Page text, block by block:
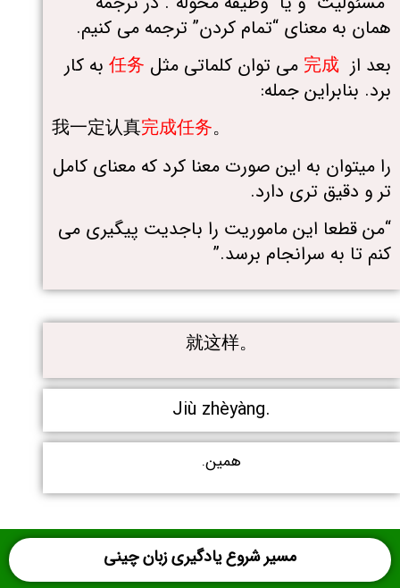
همان به معنای “تمام کردن” ترجمه می کنیم.
بعد از 完成 می توان کلماتی مثل 任务 به کار
برد. بنابراین جمله:
我一定认真完成任务。
را میتوان به این صورت معنا کرد که معنای کامل
تر و دقیق تری دارد.
“من قطعا این ماموریت را باجدیت پیگیری می
کنم تا به سرانجام برسد.”
就这样。
Jiù zhèyàng.
همین.
مسیر شروع یادگیری زبان چینی